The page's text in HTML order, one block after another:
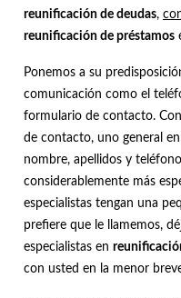
reunificación de deudas,
reunificación de préstamos
Ponemos a su
comunicación como el
formulario de contacto.
de contacto, uno general
nombre, apellidos y
considerablemente más
especialistas tengan una
prefiere que le llamemos,
especialistas en
con usted en la menor